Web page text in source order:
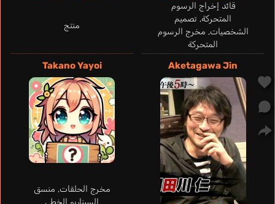
قائد إخراج الرسوم
المتحركة, تصميم
الشخصيات, مخرج الرسوم
المتحركة
منتج
Aketagawa Jin
Takano Yayoi
مخرج الحلقات, منسق